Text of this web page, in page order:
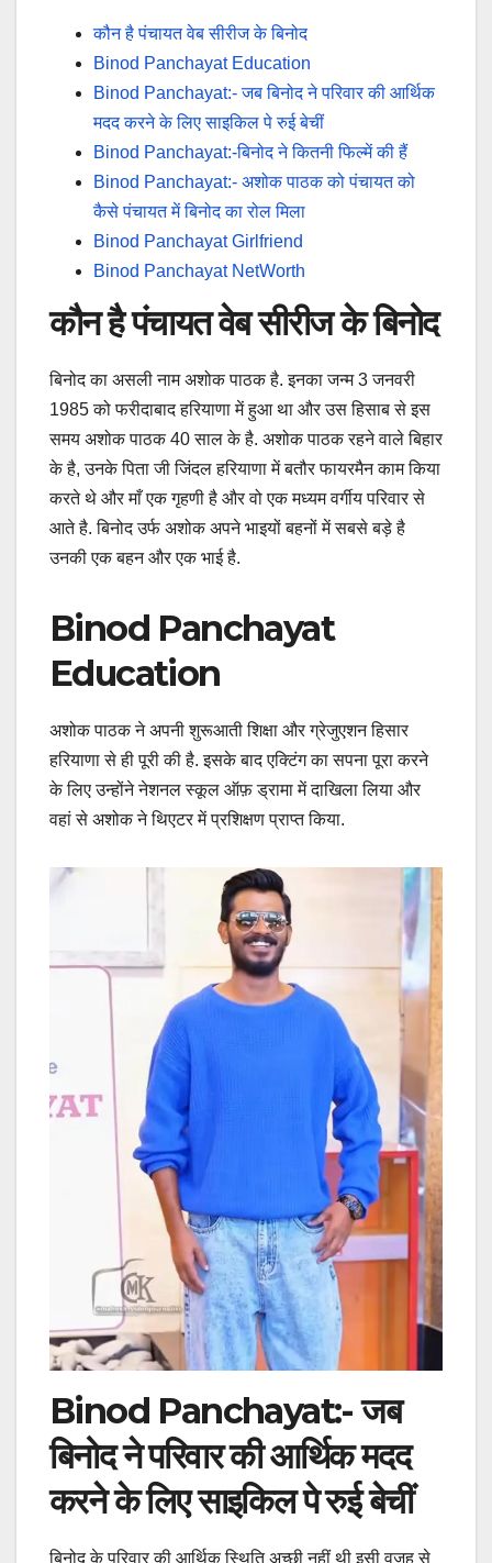
कौन है पंचायत वेब सीरीज के बिनोद
Binod Panchayat Education
Binod Panchayat:- जब बिनोद ने परिवार की आर्थिक
मदद करने के लिए साइकिल पे रुई बेचीं
Binod Panchayat:-बिनोद ने कितनी फिल्में की हैं
Binod Panchayat:- अशोक पाठक को पंचायत को
कैसे पंचायत में बिनोद का रोल मिला
Binod Panchayat Girlfriend
Binod Panchayat NetWorth
कौन है पंचायत वेब सीरीज के बिनोद
बिनोद का असली नाम अशोक पाठक है. इनका जन्म 3 जनवरी
1985 को फरीदाबाद हरियाणा में हुआ था और उस हिसाब से इस
समय अशोक पाठक 40 साल के है. अशोक पाठक रहने वाले बिहार
के है, उनके पिता जी जिंदल हरियाणा में बतौर फायरमैन काम किया
करते थे और माँ एक गृहणी है और वो एक मध्यम वर्गीय परिवार से
आते है. बिनोद उर्फ अशोक अपने भाइयों बहनों में सबसे बड़े है
उनकी एक बहन और एक भाई है.
Binod Panchayat
Education
अशोक पाठक ने अपनी शुरूआती शिक्षा और ग्रेजुएशन हिसार
हरियाणा से ही पूरी की है. इसके बाद एक्टिंग का सपना पूरा करने
के लिए उन्होंने नेशनल स्कूल ऑफ़ ड्रामा में दाखिला लिया और
वहां से अशोक ने थिएटर में प्रशिक्षण प्राप्त किया.
Binod Panchayat:- जब
बिनोद ने परिवार की आर्थिक मदद
करने के लिए साइकिल पे रुई बेचीं
बिनोद के परिवार की आर्थिक स्थिति अच्छी नहीं थी इसी वजह से